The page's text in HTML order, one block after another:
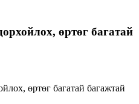
өртөг багатай